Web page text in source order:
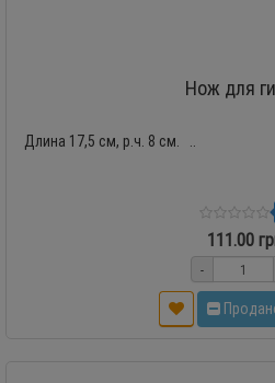
Нож для
Длина 17,5 см, р.ч. 8 см. ..
111.00
-